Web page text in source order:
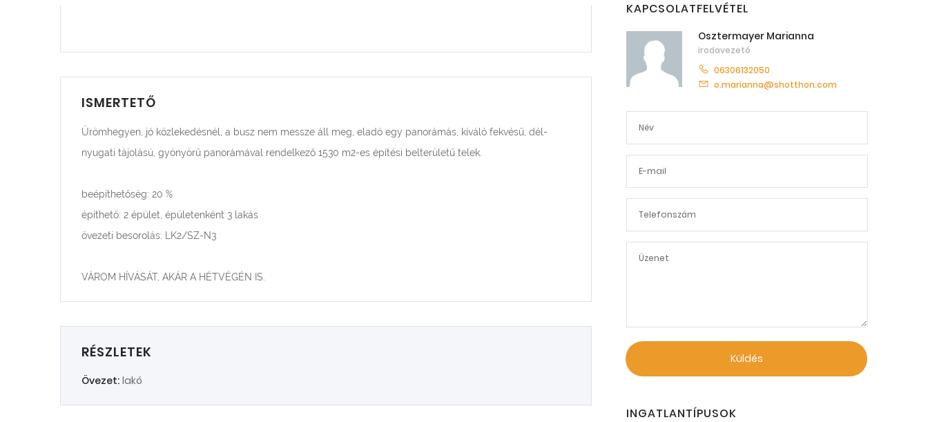
ISMERTETŐ
Ürömhegyen, jó közlekedésnél, a busz nem messze áll meg, eladó egy panorámás, kíváló fekvésű, dél-
nyugati tájolású, gyönyörű panorámával rendelkező 1530 m2-es építési belterületű telek.
beépíthetőség: 20 %
építhető: 2 épület, épületenként 3 lakás
övezeti besorolás: LK2/SZ-N3
VÁROM HÍVÁSÁT, AKÁR A HÉTVÉGÉN IS.
RÉSZLETEK
Övezet: lakó
KAPCSOLATFELVÉTEL
Osztermayer Marianna
irodavezető
06306132050
o.marianna@shotthon.com
Küldés
INGATLANTÍPUSOK